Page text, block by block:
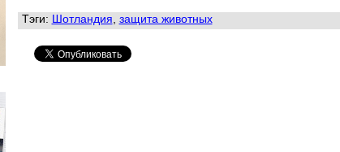
Тэги: Шотландия защита животных